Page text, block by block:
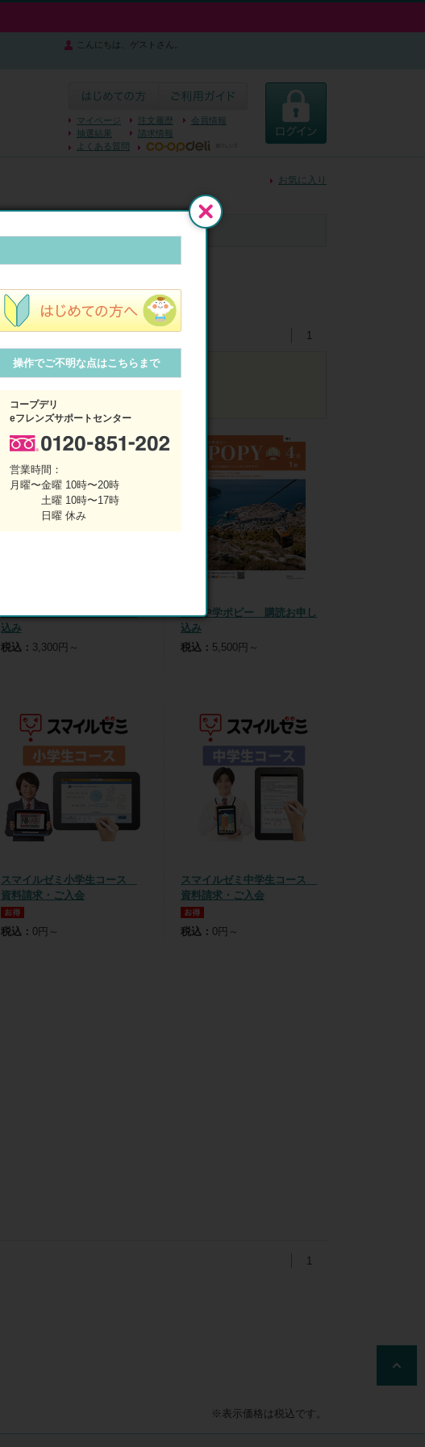
こんにちは、ゲストさん。
マイページ 注文履歴
会員情報
抽選結果
請求情報
よくある質問
お気に入り
1
32件
月刊小学ポピー 購読お申し
込み
税込： 3,300円～
月刊中学ポピー 購読お申し
込み
税込： 5,500円～
スマイルゼミ小学生コース
資料請求・ご入会
税込： 0円～
スマイルゼミ中学生コース
資料請求・ご入会
税込： 0円～
1
※表示価格は税込です。
操作でご不明な点はこちらまで
コープデリ
eフレンズサポートセンター
営業時間：
月曜〜金曜 10時〜20時
土曜 10時〜17時
日曜 休み